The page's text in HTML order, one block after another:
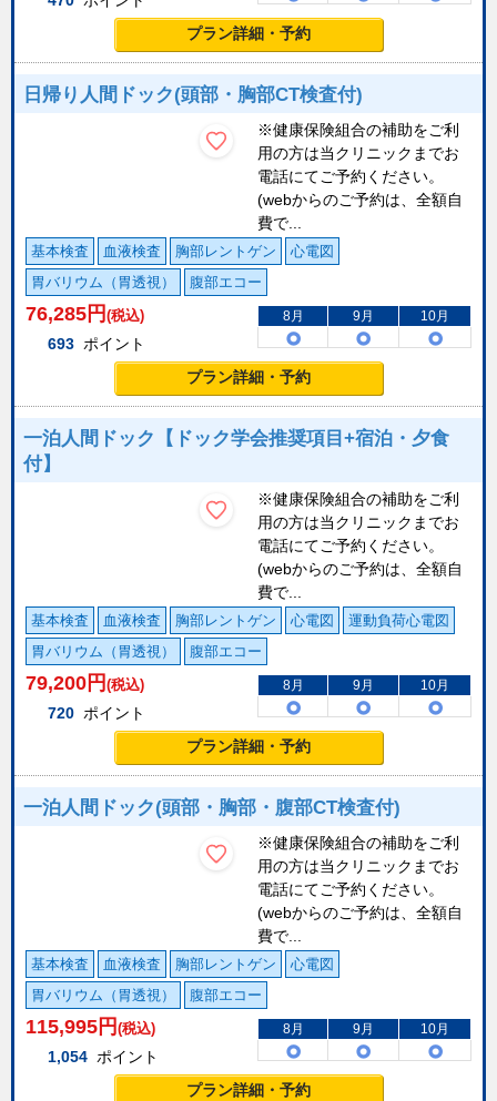
プラン詳細・予約
日帰り人間ドック(頭部・胸部CT検査付)
※健康保険組合の補助をご利
用の方は当クリニックまでお
電話にてご予約ください。
(webからのご予約は、全額自
費で...
基本検査 血液検査 胸部レントゲン
心電図
胃バリウム（胃透視）
腹部エコー
76,285 円 (税込)
693 ポイント
8月 9月 10月
プラン詳細・予約
一泊人間ドック【ドック学会推奨項目+宿泊・夕食
付】
※健康保険組合の補助をご利
用の方は当クリニックまでお
電話にてご予約ください。
(webからのご予約は、全額自
費で...
基本検査 血液検査 胸部レントゲン 心電図
運動負荷心電図
胃バリウム（胃透視）
腹部エコー
79,200 円 (税込)
720 ポイント
8月 9月 10月
プラン詳細・予約
一泊人間ドック(頭部・胸部・腹部CT検査付)
※健康保険組合の補助をご利
用の方は当クリニックまでお
電話にてご予約ください。
(webからのご予約は、全額自
費で...
基本検査 血液検査 胸部レントゲン
心電図
胃バリウム（胃透視）
腹部エコー
115,995 円 (税込)
1,054 ポイント
8月 9月 10月
プラン詳細・予約